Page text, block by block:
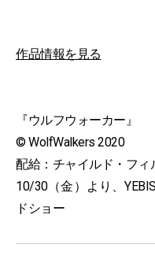
作品情報を見る
『ウルフウォーカー』
©
配給：チャイルド・フィ
10/30（金）より、
ドショー